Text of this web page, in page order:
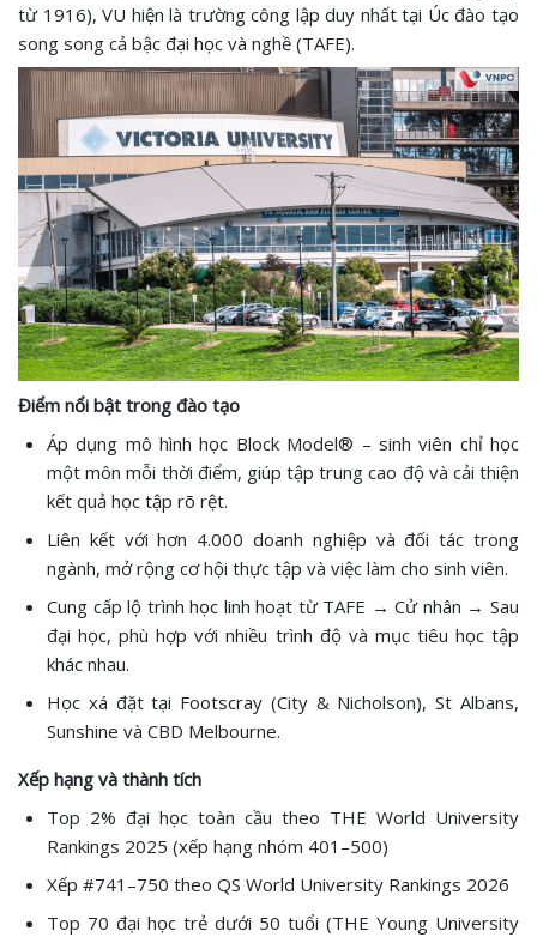
từ 1916), VU hiện là trường công lập duy nhất tại Úc đào tạo
song song cả bậc đại học và nghề (TAFE).
Điểm nổi bật trong đào tạo
Áp dụng mô hình học Block Model® – sinh viên chỉ học
một môn mỗi thời điểm, giúp tập trung cao độ và cải thiện
kết quả học tập rõ rệt.
Liên kết với hơn 4.000 doanh nghiệp và đối tác trong
ngành, mở rộng cơ hội thực tập và việc làm cho sinh viên.
Cung cấp lộ trình học linh hoạt từ TAFE → Cử nhân → Sau
đại học, phù hợp với nhiều trình độ và mục tiêu học tập
khác nhau.
Học xá đặt tại Footscray (City & Nicholson), St Albans,
Sunshine và CBD Melbourne.
Xếp hạng và thành tích
Top 2% đại học toàn cầu theo THE World University
Rankings 2025 (xếp hạng nhóm 401–500)
Xếp #741–750 theo QS World University Rankings 2026
Top 70 đại học trẻ dưới 50 tuổi (THE Young University